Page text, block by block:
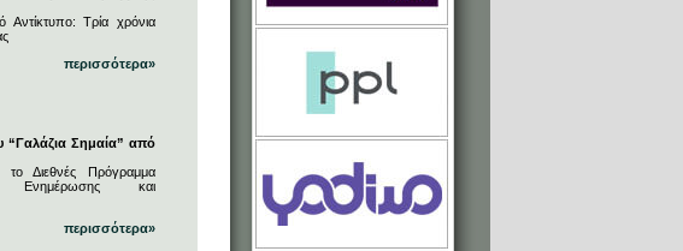
Τρία χρόνια
περισσότερα»
“Γαλάζια Σημαία” από
Διεθνές Πρόγραμμα
Ενημέρωσης και
περισσότερα»